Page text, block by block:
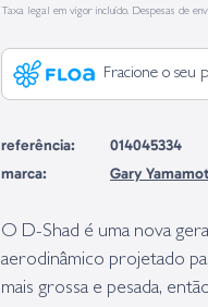
Taxa legal em vigor incluído. Despesas de
Fracione o seu
referência:
014045334
marca:
Gary
O D-Shad é uma nova
aerodinâmico projetado
mais grossa e pesada,